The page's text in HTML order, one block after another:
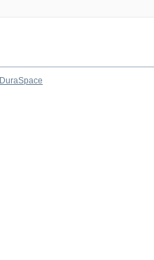
DuraSpace